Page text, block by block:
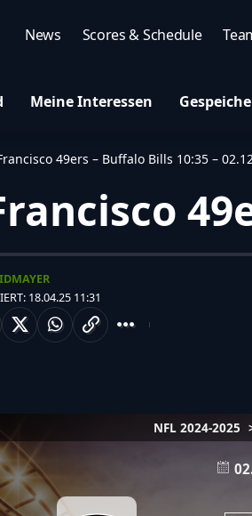
News Scores & Schedule
Meine Interessen
49ers – Buffalo Bills 10:35 –
18.04.25 11:31
NFL 2024-2025